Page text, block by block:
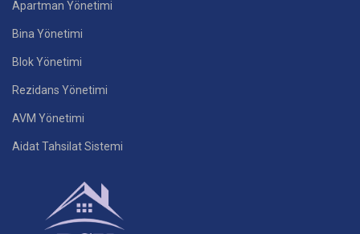
Apartman Yönetimi
Bina Yönetimi
Blok Yönetimi
Rezidans Yönetimi
AVM Yönetimi
Aidat Tahsilat Sistemi